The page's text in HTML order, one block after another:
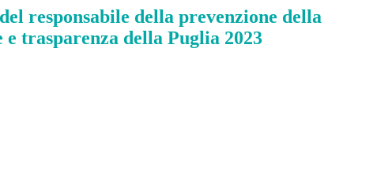
responsabile della prevenzione della
trasparenza della Puglia 2023